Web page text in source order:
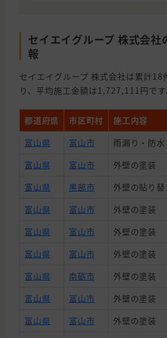
の酷さから塗装よりサイディングの方
少々高いけどサイディングの業者カー
担当営業さんが親切で丁寧に説明してく
拶してくれるのでとても気持ちの良いで
セイエイグループ 株式会社
報
セイエイグループ 株式会社は累計18
り、平均施工金額は1,727,111円です
都道府県 市区町村
施工内容
富山県
富山市
雨漏り・防水
富山県
富山市
外壁の塗装
富山県
黒部市
外壁の貼り
富山県
富山市
外壁の塗装
富山県
富山市
外壁の塗装
富山県
富山市
外壁の塗装
富山県
南砺市
外壁の塗装
富山県
富山市
外壁の塗装
富山県
富山市
外壁の塗装